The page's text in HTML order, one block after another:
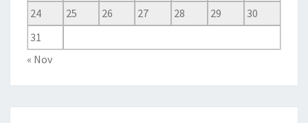
24
25 26 27 28 29
30
31
« Nov